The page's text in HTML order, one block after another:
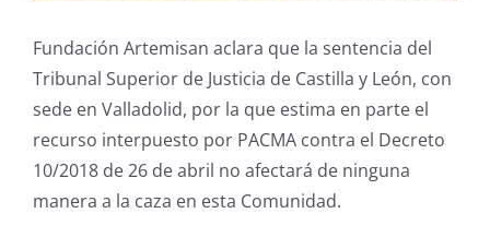
Fundación Artemisan aclara que la sentencia del
Tribunal Superior de Justicia de Castilla y León, con
sede en Valladolid, por la que estima en parte el
recurso interpuesto por PACMA contra el Decreto
10/2018 de 26 de abril no afectará de ninguna
manera a la caza en esta Comunidad.